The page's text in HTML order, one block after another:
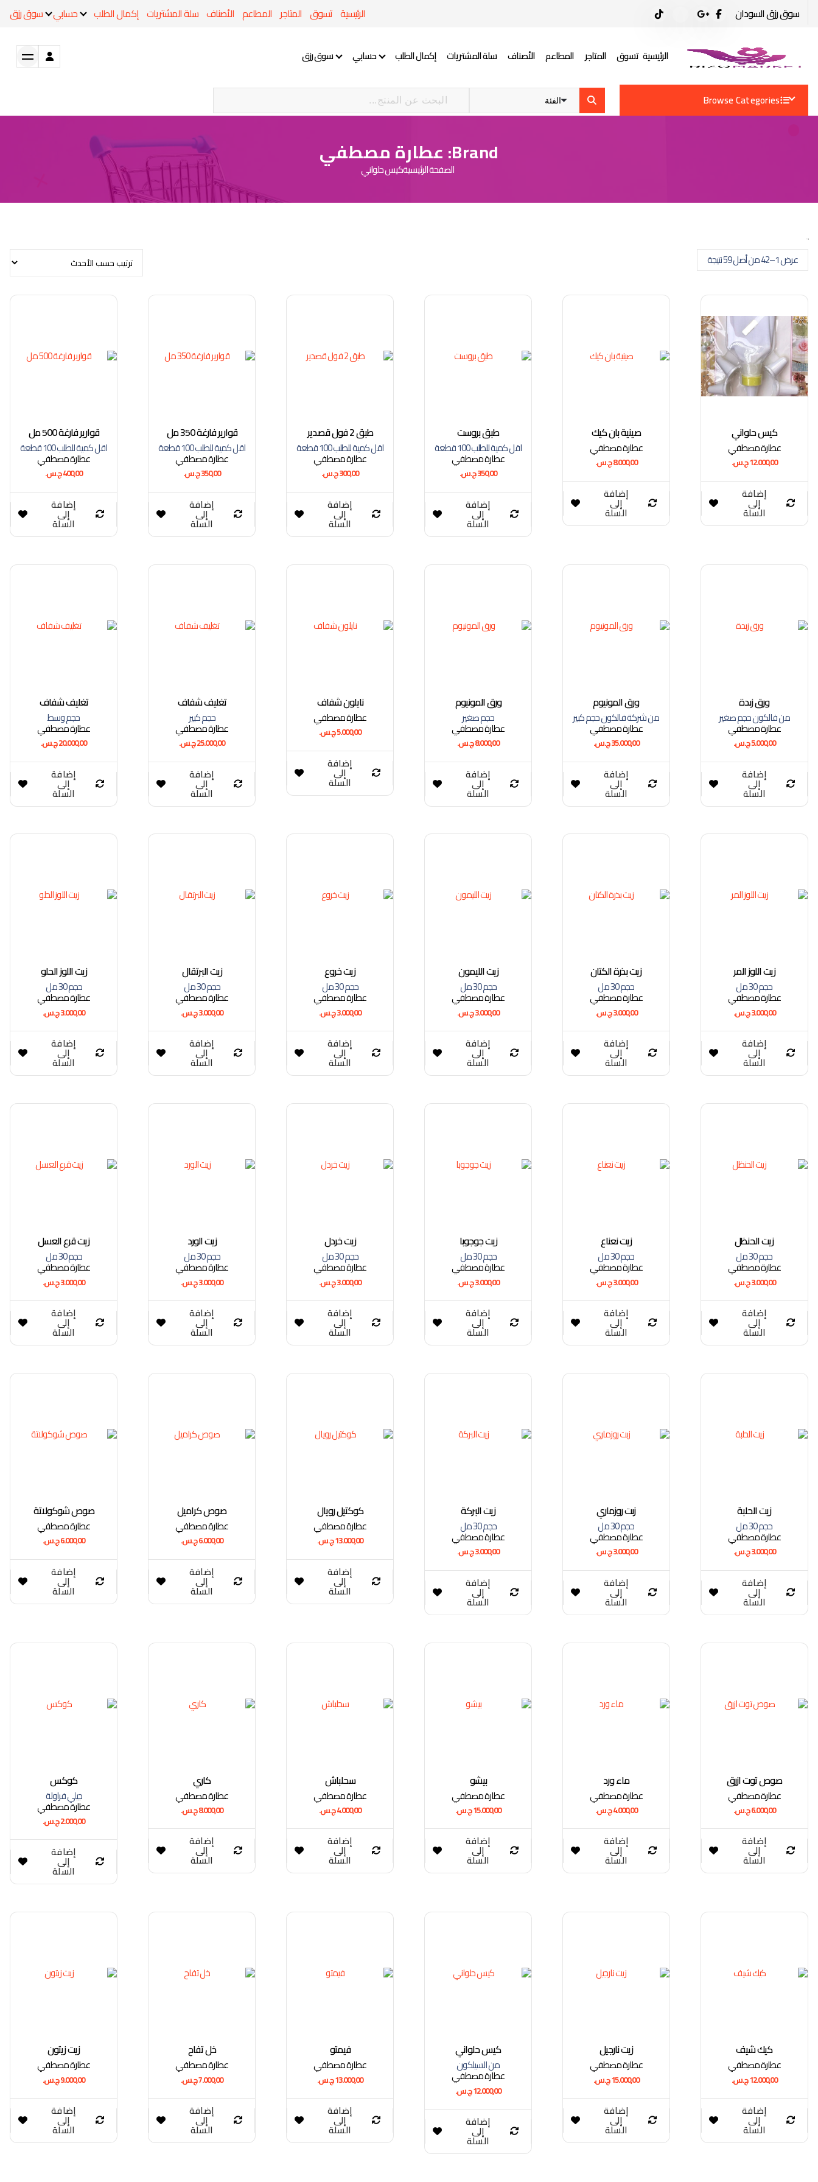
ا
سوق رزق السودان الرئيسية تسوق المتاجر المطاعم الأصناف سلة المشتريات إكمال الطلب حسابي سوق رزق
الرئيسية تسوق المتاجر المطاعم الأصناف سلة المشتريات إكمال الطلب حسابي سوق رزق
Browse Categories
Brand: عطارة مصطفي
الصفحة الرئيسيةكيس حلواني
عرض 1–42 من أصل 59 نتيجة ت
م
ل
ف
ر
ز
ح
س
ب
ا
ل
أ
ح
كيس حلواني
عطارة مصطفي
12.000,00ج.س.
إضافة
إلى
السلة
صينية بان كيك
عطارة مصطفي
8.000,00ج.س.
إضافة
إلى
السلة
طبق بروست
اقل كمية للطلب 100 قطعة
عطارة مصطفي
350,00ج.س.
إضافة
إلى
السلة
طبق 2 فول قصدير
اقل كمية للطلب 100 قطعة
عطارة مصطفي
300,00ج.س.
إضافة
إلى
السلة
قوارير فارغة 350 مل
اقل كمية للطلب 100 قطعة
عطارة مصطفي
350,00ج.س.
إضافة
إلى
السلة
قوارير فارغة 500 مل
اقل كمية للطلب 100 قطعة
عطارة مصطفي
400,00ج.س.
إضافة
إلى
السلة
ورق زبدة
من فالكون حجم صغير
عطارة مصطفي
5.000,00ج.س.
إضافة
إلى
السلة
ورق المونيوم
من شركة فالكون حجم كبير
عطارة مصطفي
35.000,00ج.س.
إضافة
إلى
السلة
ورق المونيوم
حجم صغير
عطارة مصطفي
8.000,00ج.س.
إضافة
إلى
السلة
نايلون شفاف
عطارة مصطفي
5.000,00ج.س.
إضافة
إلى
السلة
تغليف شفاف
حجم كبير
عطارة مصطفي
25.000,00ج.س.
إضافة
إلى
السلة
تغليف شفاف
حجم وسط
عطارة مصطفي
20.000,00ج.س.
إضافة
إلى
السلة
زيت اللوز المر
حجم 30 مل
عطارة مصطفي
3.000,00ج.س.
إضافة
إلى
السلة
زيت بذرة الكتان
حجم 30 مل
عطارة مصطفي
3.000,00ج.س.
إضافة
إلى
السلة
زيت الليمون
حجم 30 مل
عطارة مصطفي
3.000,00ج.س.
إضافة
إلى
السلة
زيت خروع
حجم 30 مل
عطارة مصطفي
3.000,00ج.س.
إضافة
إلى
السلة
زيت البرتقال
حجم 30 مل
عطارة مصطفي
3.000,00ج.س.
إضافة
إلى
السلة
زيت اللوز الحلو
حجم 30 مل
عطارة مصطفي
3.000,00ج.س.
إضافة
إلى
السلة
زيت الحنظل
حجم 30 مل
عطارة مصطفي
3.000,00ج.س.
إضافة
إلى
السلة
زيت نعناع
حجم 30 مل
عطارة مصطفي
3.000,00ج.س.
إضافة
إلى
السلة
زيت جوجوبا
حجم 30 مل
عطارة مصطفي
3.000,00ج.س.
إضافة
إلى
السلة
زيت خردل
حجم 30 مل
عطارة مصطفي
3.000,00ج.س.
إضافة
إلى
السلة
زيت الورد
حجم 30 مل
عطارة مصطفي
3.000,00ج.س.
إضافة
إلى
السلة
زيت قرع العسل
حجم 30 مل
عطارة مصطفي
3.000,00ج.س.
إضافة
إلى
السلة
زيت الحلبة
حجم 30 مل
عطارة مصطفي
3.000,00ج.س.
إضافة
إلى
السلة
زبت روزماري
حجم 30 مل
عطارة مصطفي
3.000,00ج.س.
إضافة
إلى
السلة
زيت البركة
حجم 30 مل
عطارة مصطفي
3.000,00ج.س.
إضافة
إلى
السلة
كوكتيل رويال
عطارة مصطفي
13.000,00ج.س.
إضافة
إلى
السلة
صوص كراميل
عطارة مصطفي
6.000,00ج.س.
إضافة
إلى
السلة
صوص شوكولاتة
عطارة مصطفي
6.000,00ج.س.
إضافة
إلى
السلة
صوص توت ازرق
عطارة مصطفي
6.000,00ج.س.
إضافة
إلى
السلة
ماء ورد
عطارة مصطفي
4.000,00ج.س.
إضافة
إلى
السلة
بيشو
عطارة مصطفي
15.000,00ج.س.
إضافة
إلى
السلة
سحلباش
عطارة مصطفي
4.000,00ج.س.
إضافة
إلى
السلة
كاري
عطارة مصطفي
8.000,00ج.س.
إضافة
إلى
السلة
كوكس
جيلي فراولة
عطارة مصطفي
2.000,00ج.س.
إضافة
إلى
السلة
كيك شيف
عطارة مصطفي
12.000,00ج.س.
إضافة
إلى
السلة
زيت نارجيل
عطارة مصطفي
15.000,00ج.س.
إضافة
إلى
السلة
كيس حلواني
من السيلكون
عطارة مصطفي
12.000,00ج.س.
إضافة
إلى
السلة
فيمتو
عطارة مصطفي
13.000,00ج.س.
إضافة
إلى
السلة
خل تفاح
عطارة مصطفي
7.000,00ج.س.
إضافة
إلى
السلة
زيت زيتون
عطارة مصطفي
9.000,00ج.س.
إضافة
إلى
السلة